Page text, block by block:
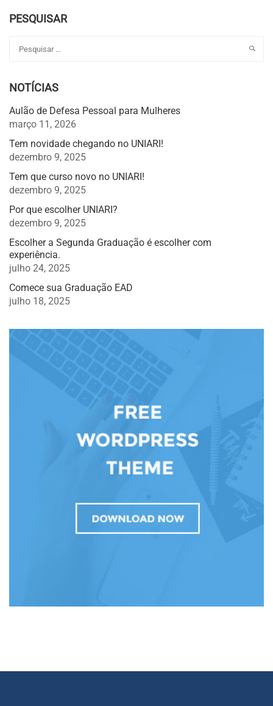
PESQUISAR
NOTÍCIAS
Aulão de Defesa Pessoal para Mulheres
março 11, 2026
Tem novidade chegando no UNIARI!
dezembro 9, 2025
Tem que curso novo no UNIARI!
dezembro 9, 2025
Por que escolher UNIARI?
dezembro 9, 2025
Escolher a Segunda Graduação é escolher com
experiência.
julho 24, 2025
Comece sua Graduação EAD
julho 18, 2025